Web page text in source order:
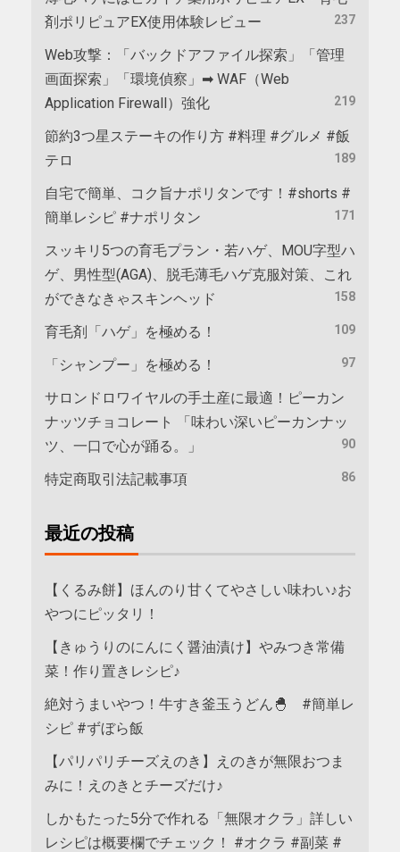
剤ポリピュアEX使用体験レビュー
237
Web攻撃：「バックドアファイル探索」「管理
画面探索」「環境偵察」➡ WAF（Web
Application Firewall）強化
219
節約3つ星ステーキの作り方 #料理 #グルメ #飯
テロ
189
自宅で簡単、コク旨ナポリタンです！#shorts #
簡単レシピ #ナポリタン
171
スッキリ5つの育毛プラン・若ハゲ、MOU字型ハ
ゲ、男性型(AGA)、脱毛薄毛ハゲ克服対策、これ
ができなきゃスキンヘッド
158
育毛剤「ハゲ」を極める！ 109
「シャンプー」を極める！ 97
サロンドロワイヤルの手土産に最適！ピーカン
ナッツチョコレート 「味わい深いピーカンナッ
ツ、一口で心が踊る。」
90
特定商取引法記載事項 86
最近の投稿
【くるみ餅】ほんのり甘くてやさしい味わい♪お
やつにピッタリ！
【きゅうりのにんにく醤油漬け】やみつき常備
菜！作り置きレシピ♪
絶対うまいやつ！牛すき釜玉うどん🐣 #簡単レ
シピ #ずぼら飯
【パリパリチーズえのき】えのきが無限おつま
みに！えのきとチーズだけ♪
しかもたった5分で作れる「無限オクラ」詳しい
レシピは概要欄でチェック！ #オクラ #副菜 #